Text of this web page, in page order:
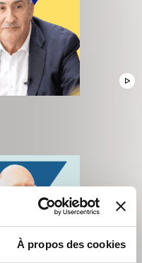
À propos des cookies